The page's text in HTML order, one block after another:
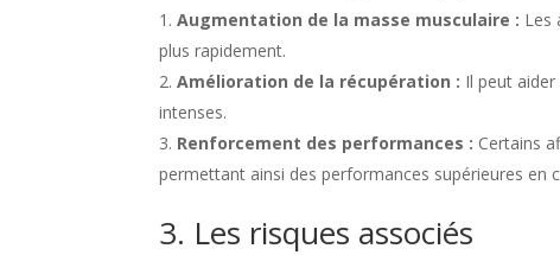
Augmentation de la masse musculaire : Les
plus rapidement.
Amélioration de la récupération : Il peut
intenses.
Renforcement des performances : Certains
permettant ainsi des performances supérieures en
3. Les risques associés